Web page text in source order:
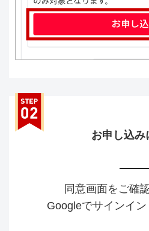
お申し込み
同意画面をご確
Googleでサインイン